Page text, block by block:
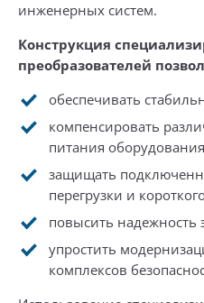
инженерных систем.
Конструкция
преобразователей
обеспечивать
компенсировать
питания
защищать
перегрузки и
повысить надежность
упростить
комплексов